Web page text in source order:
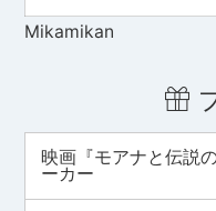
Mikamikan
映画『モアナと伝説
ーカー